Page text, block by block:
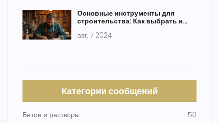
Основные инструменты для
строительства: Как выбрать и
авг, 7 2024
Категории сообщений
Бетон и растворы 50